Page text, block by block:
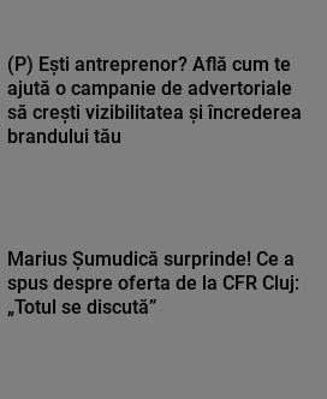
(P) Ești antreprenor? Află cum te
ajută o campanie de advertoriale
să crești vizibilitatea și încrederea
brandului tău
Marius Șumudică surprinde! Ce a
spus despre oferta de la CFR Cluj:
„Totul se discută”